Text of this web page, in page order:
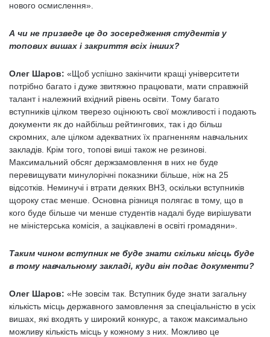
нового осмислення».
А чи не призведе це до зосередження студентів у
топових вишах і закриття всіх інших?
Олег Шаров: «Щоб успішно закінчити кращі університети
потрібно багато і дуже звитяжно працювати, мати справжній
талант і належний вхідний рівень освіти. Тому багато
вступників цілком тверезо оцінюють свої можливості і подають
документи як до найбільш рейтингових, так і до більш
скромних, але цілком адекватних їх прагненням навчальних
закладів. Крім того, топові виші також не резинові.
Максимальний обсяг держзамовлення в них не буде
перевищувати минулорічні показники більше, ніж на 25
відсотків. Неминучі і втрати деяких ВНЗ, оскільки вступників
щороку стає менше. Основна різниця полягає в тому, що в
кого буде більше чи менше студентів надалі буде вирішувати
не міністерська комісія, а зацікавлені в освіті громадяни».
Таким чином вступник не буде знати скільки місць буде
в тому навчальному закладі, куди він подає документи?
Олег Шаров: «Не зовсім так. Вступник буде знати загальну
кількість місць державного замовлення за спеціальністю в усіх
вишах, які входять у широкий конкурс, а також максимально
можливу кількість місць у кожному з них. Можливо це